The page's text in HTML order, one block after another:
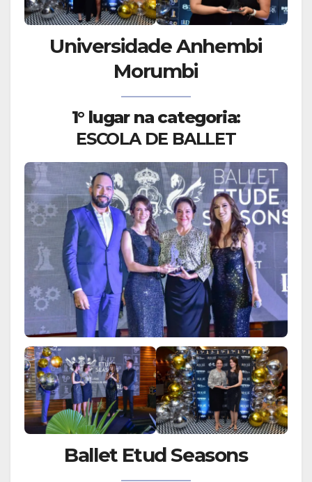
Universidade Anhembi
Morumbi
1° lugar na categoria:
ESCOLA DE BALLET
Ballet Etud Seasons